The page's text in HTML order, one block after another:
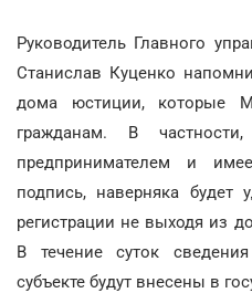
Руководитель Главного
Станислав Куценко
дома юстиции, которые
гражданам. В
предпринимателем и
подпись, наверняка будет
регистрации не выходя из
В течение суток
субъекте будут внесены в